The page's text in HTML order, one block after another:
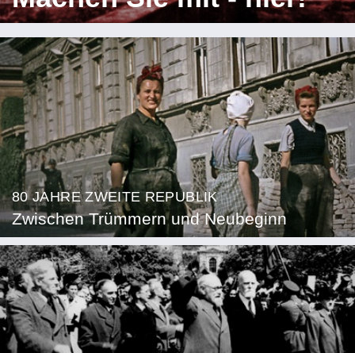
80 JAHRE ZWEITE REPUBLIK
Zwischen Trümmern und Neubeginn